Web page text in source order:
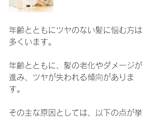
年齢とともにツヤのない髪に悩む方は
多くいます。
年齢とともに、髪の老化やダメージが
進み、ツヤが失われる傾向がありま
す。
その主な原因としては、以下の点が挙